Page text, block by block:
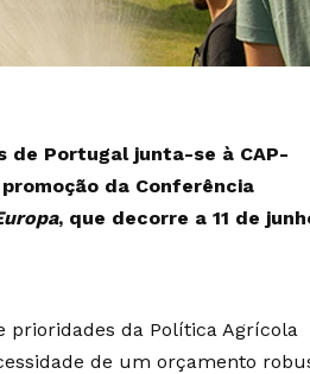
de Portugal junta-se à CAP-
da Conferência
, que decorre a 11 de
prioridades da Política Agrícola
de um orçamento